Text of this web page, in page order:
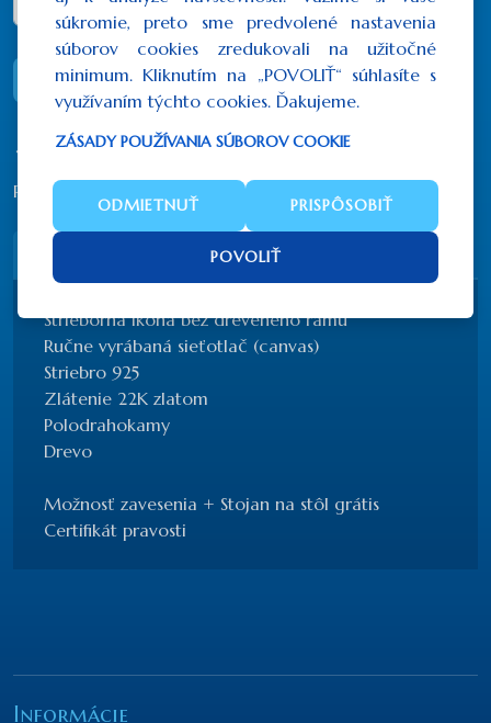
DO KOŠÍKA
Počet hodnotení: 0 /Napísať recenziu
Recenzie (0)
Strieborná ikona bez dreveného rámu
Ručne vyrábaná sieťotlač (canvas)
Striebro 925
Zlátenie 22K zlatom
Polodrahokamy
Drevo
Možnosť zavesenia + Stojan na stôl grátis
Certifikát pravosti
Informácie
súkromie, preto sme predvolené nastavenia
súborov cookies zredukovali na užitočné
minimum. Kliknutím na „POVOLIŤ“ súhlasíte s
využívaním týchto cookies. Ďakujeme.
ZÁSADY POUŽÍVANIA SÚBOROV COOKIE
ODMIETNUŤ PRISPÔSOBIŤ
POVOLIŤ